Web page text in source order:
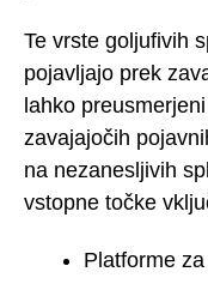
Te vrste goljufivih
pojavljajo prek
lahko
zavajajočih
na nezanesljivih
vstopne točke
Platforme